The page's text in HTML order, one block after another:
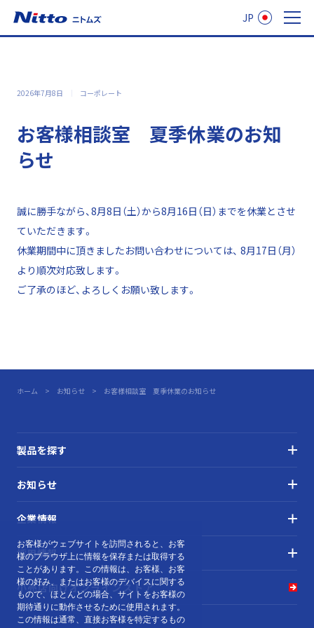
ニトムズ
JP
2026年7月8日 コーポレート
お客様相談室 夏季休業のお知
らせ
誠に勝手ながら、8月8日（土）から8月16日（日）までを休業とさせ
ていただきます。
休業期間中に頂きましたお問い合わせについては、 8月17日（月）
より順次対応致します。
ご了承のほど、よろしくお願い致します。
ホーム お知らせ お客様相談室 夏季休業のお知らせ
製品を探す
お知らせ
企業情報
採用情報
小売店向けオンラインストア
お客様がウェブサイトを訪問されると、お客
様のブラウザ上に情報を保存または取得する
ことがあります。この情報は、お客様、お客
様の好み、またはお客様のデバイスに関する
もので、ほとんどの場合、サイトをお客様の
期待通りに動作させるために使用されます。
この情報は通常、直接お客様を特定するもの